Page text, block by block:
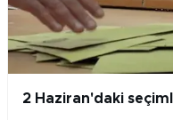
2 Haziran'daki